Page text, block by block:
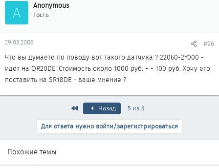
A Anonymous
Гость
29.03.2008 #96
Что вы думаете по поводу вот такого датчика ? 22060-2Y000 -
идёт на QR20DE. Стоимость около 1000 руб. + - 100 руб. Хочу его
поставить на SR18DE - ваше мнение ?
ПервыйНазад
5 из 5
Для ответа нужно войти/зарегистрироваться
Похожие темы